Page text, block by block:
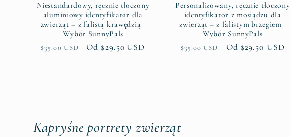
Niestandardowy, ręcznie tłoczony
aluminiowy identyfikator dla
zwierząt – z falistą krawędzią |
Wybór SunnyPals
Cena
$35.00 USD
Cena
Od $29.50 USD
Personalizowany, ręcznie tłoczony
identyfikator z mosiądzu dla
zwierząt – z falistym brzegiem |
Wybór SunnyPals
Cena
$35.00 USD
Cena
Od $29.50 USD
Kapryśne portrety zwierząt